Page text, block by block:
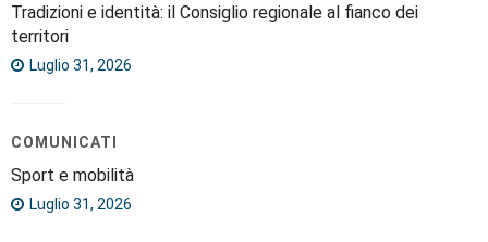
Tradizioni e identità: il Consiglio regionale al fianco dei
territori
Luglio 31, 2026
COMUNICATI
Sport e mobilità
Luglio 31, 2026